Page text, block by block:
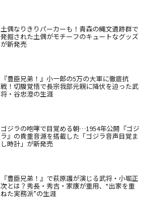
土偶なりきりパーカーも！青森の縄文遺跡群で
発掘された土偶がモチーフのキュートなグッズ
が新発売
『豊臣兄弟！』小一郎の5万の大軍に徹底抗
戦！切腹覚悟で長宗我部元親に降伏を迫った武
将・谷忠澄の生涯
ゴジラの咆哮で目覚める朝…1954年公開『ゴジ
ラ』の貴重音源を搭載した「ゴジラ音声目覚ま
し時計」が新発売
『豊臣兄弟！』で萩原護が演じる武将・小堀正
次とは？秀長・秀吉・家康が重用、“出家を重
ねた実務派”の生涯